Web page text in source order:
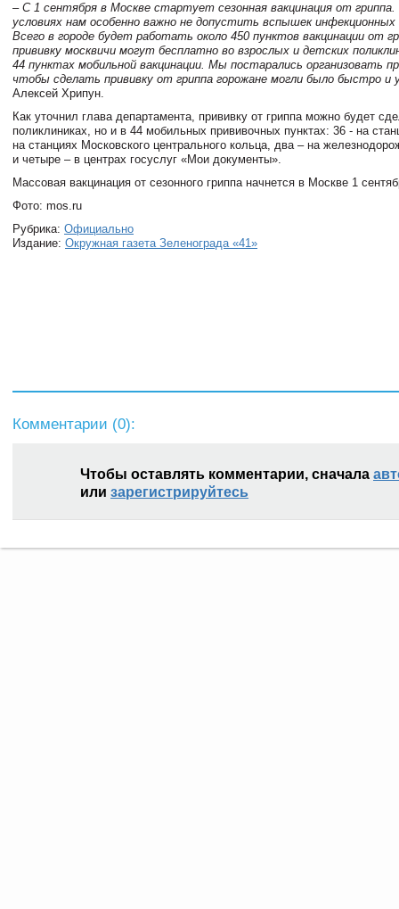
– С 1 сентября в Москве стартует сезонная вакцинация от
условиях нам особенно важно не допустить вспышек инфекционных
Всего в городе будет работать около 450 пунктов вакцинации от
прививку москвичи могут бесплатно во взрослых и детских
44 пунктах мобильной вакцинации. Мы постарались организовать
чтобы сделать прививку от гриппа горожане могли было быстро и
Алексей Хрипун.
Как уточнил глава департамента, прививку от гриппа можно будет
поликлиниках, но и в 44 мобильных прививочных пунктах: 36 - на
на станциях Московского центрального кольца, два – на
и четыре – в центрах госуслуг «Мои документы».
Массовая вакцинация от сезонного гриппа начнется в Москве 1
Фото: mos.ru
Рубрика: Официально
Издание: Окружная газета Зеленограда «41»
Комментарии (0):
Чтобы оставлять комментарии, сначала
или зарегистрируйтесь